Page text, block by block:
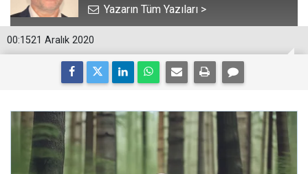
Yazarın Tüm Yazıları >
00:1521 Aralık 2020